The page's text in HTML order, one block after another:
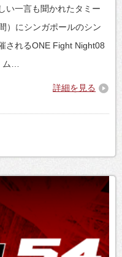
い一言も聞かれたタミー
）にシンガポールのシン
されるONE Fight Night08
…
詳細を見る